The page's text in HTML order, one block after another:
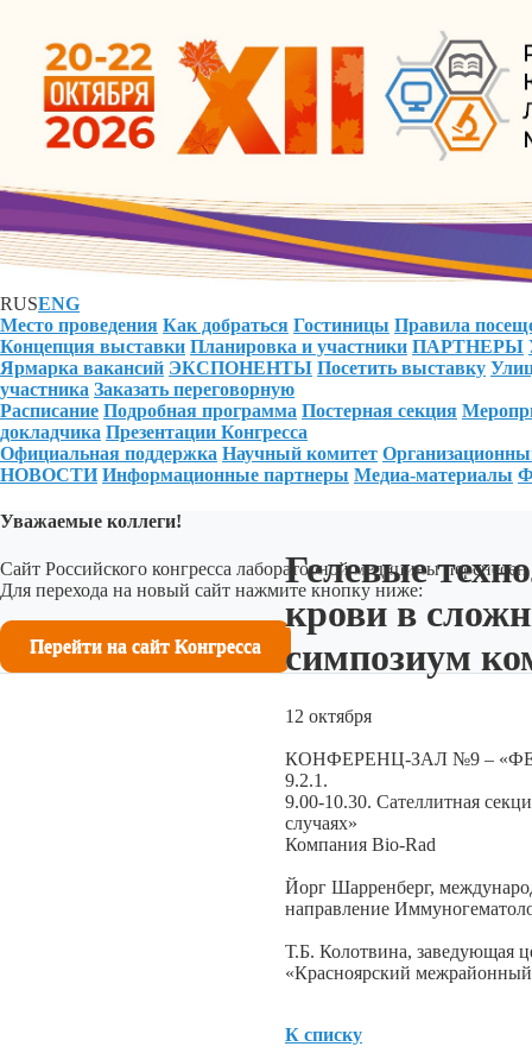
RUSENG
Место проведения Как добраться Гостиницы Правила
Концепция выставки Планировка и участники ПАРТНЕРЫ
Ярмарка вакансий ЭКСПОНЕНТЫ Посетить выставку
участника Заказать переговорную
Расписание Подробная программа Постерная секция
докладчика Презентации Конгресса
Официальная поддержка Научный комитет
НОВОСТИ Информационные партнеры Медиа-материалы
Уважаемые коллеги!
Сайт Российского конгресса лабораторной медицины
Для перехода на новый сайт нажмите кнопку ниже:
Перейти на сайт Конгресса
Гелевые
крови в
симпозиум
12 октября
КОНФЕРЕНЦ-ЗАЛ №9 –
9.2.1.
9.00-10.30. Сателлитная
случаях»
Компания Bio-Rad
Йорг Шарренберг,
направление
Т.Б. Колотвина, заведующая
«Красноярский
К списку